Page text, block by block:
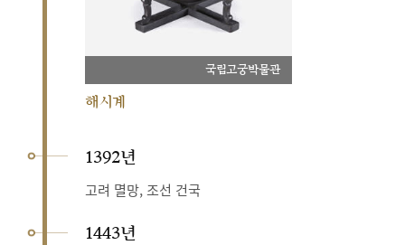
국립고궁박물관
해시계
1392년
고려 멸망, 조선 건국
1443년